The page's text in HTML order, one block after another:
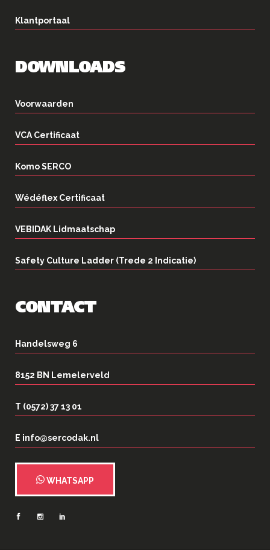
Klantportaal
DOWNLOADS
Voorwaarden
VCA Certificaat
Komo SERCO
Wédéflex Certificaat
VEBIDAK Lidmaatschap
Safety Culture Ladder (Trede 2 Indicatie)
CONTACT
Handelsweg 6
8152 BN Lemelerveld
T (0572) 37 13 01
E info@sercodak.nl
WHATSAPP